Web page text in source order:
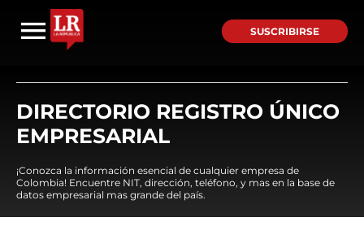
SUSCRIBIRSE
DIRECTORIO REGISTRO ÚNICO
EMPRESARIAL
¡Conozca la información esencial de cualquier empresa de
Colombia! Encuentre NIT, dirección, teléfono, y mas en la base de
datos empresarial mas grande del país.